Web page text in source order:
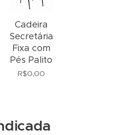
Cadeira
Secretária
Fixa com
Pés Palito
R$0,00